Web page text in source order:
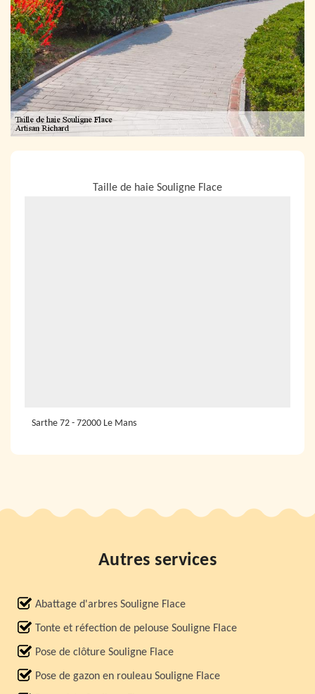
Taille de haie Souligne Flace
Sarthe 72 - 72000 Le Mans
Autres services
Abattage d'arbres Souligne Flace
Tonte et réfection de pelouse Souligne Flace
Pose de clôture Souligne Flace
Pose de gazon en rouleau Souligne Flace